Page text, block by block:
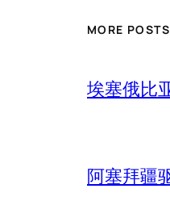
MORE POSTS
埃塞俄比
阿塞拜疆